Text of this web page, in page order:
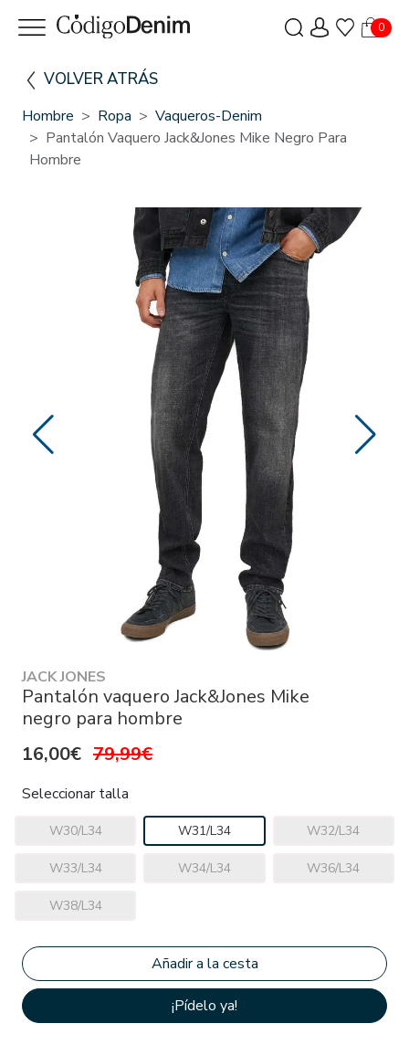
0
VOLVER ATRÁS
Hombre Ropa
Vaqueros-Denim
Pantalón Vaquero Jack&Jones Mike Negro Para
Hombre
JACK JONES
Pantalón vaquero Jack&Jones Mike
negro para hombre
16,00€ 79,99€
Seleccionar talla
W30/L34 W31/L34 W32/L34
W33/L34 W34/L34 W36/L34
W38/L34
¡Pídelo ya!